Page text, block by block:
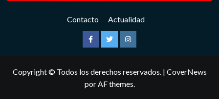
Contacto Actualidad
FacebookTwitterInstagram
Copyright © Todos los derechos reservados. | CoverNews
por AF themes.